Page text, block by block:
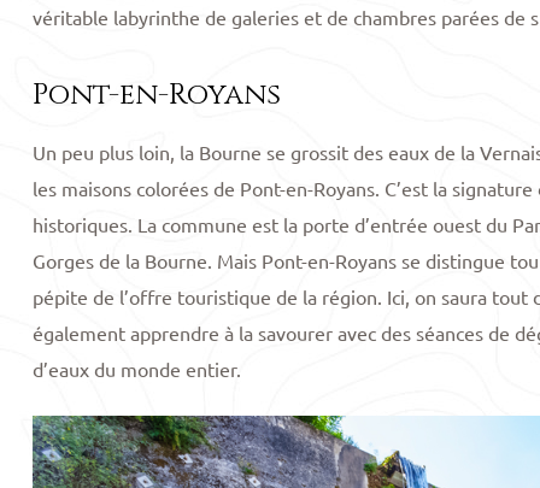
véritable labyrinthe de galeries et de chambres parées de
Pont-en-Royans
Un peu plus loin, la Bourne se grossit des eaux de la
les maisons colorées de Pont-en-Royans. C’est la
historiques. La commune est la porte d’entrée ouest du
Gorges de la Bourne. Mais Pont-en-Royans se distingue
pépite de l’offre touristique de la région. Ici, on saura tout
également apprendre à la savourer avec des séances de
d’eaux du monde entier.